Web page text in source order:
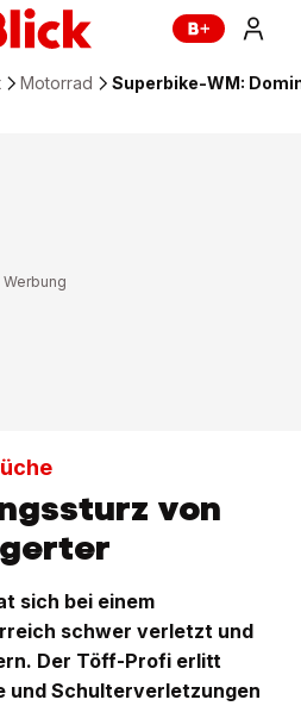
Motorrad Superbike-WM:
von
sich bei einem
schwer verletzt und
Der Töff-Profi erlitt
und Schulterverletzungen